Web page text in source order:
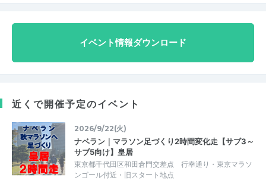
イベント情報ダウンロード
近くで開催予定のイベント
2026/9/22(火)
ナベラン｜マラソン足づくり2時間変化走【サブ3～
サブ5向け】皇居
東京都千代田区和田倉門交差点 行幸通り・東京マラソ
ンゴール付近・旧スタート地点